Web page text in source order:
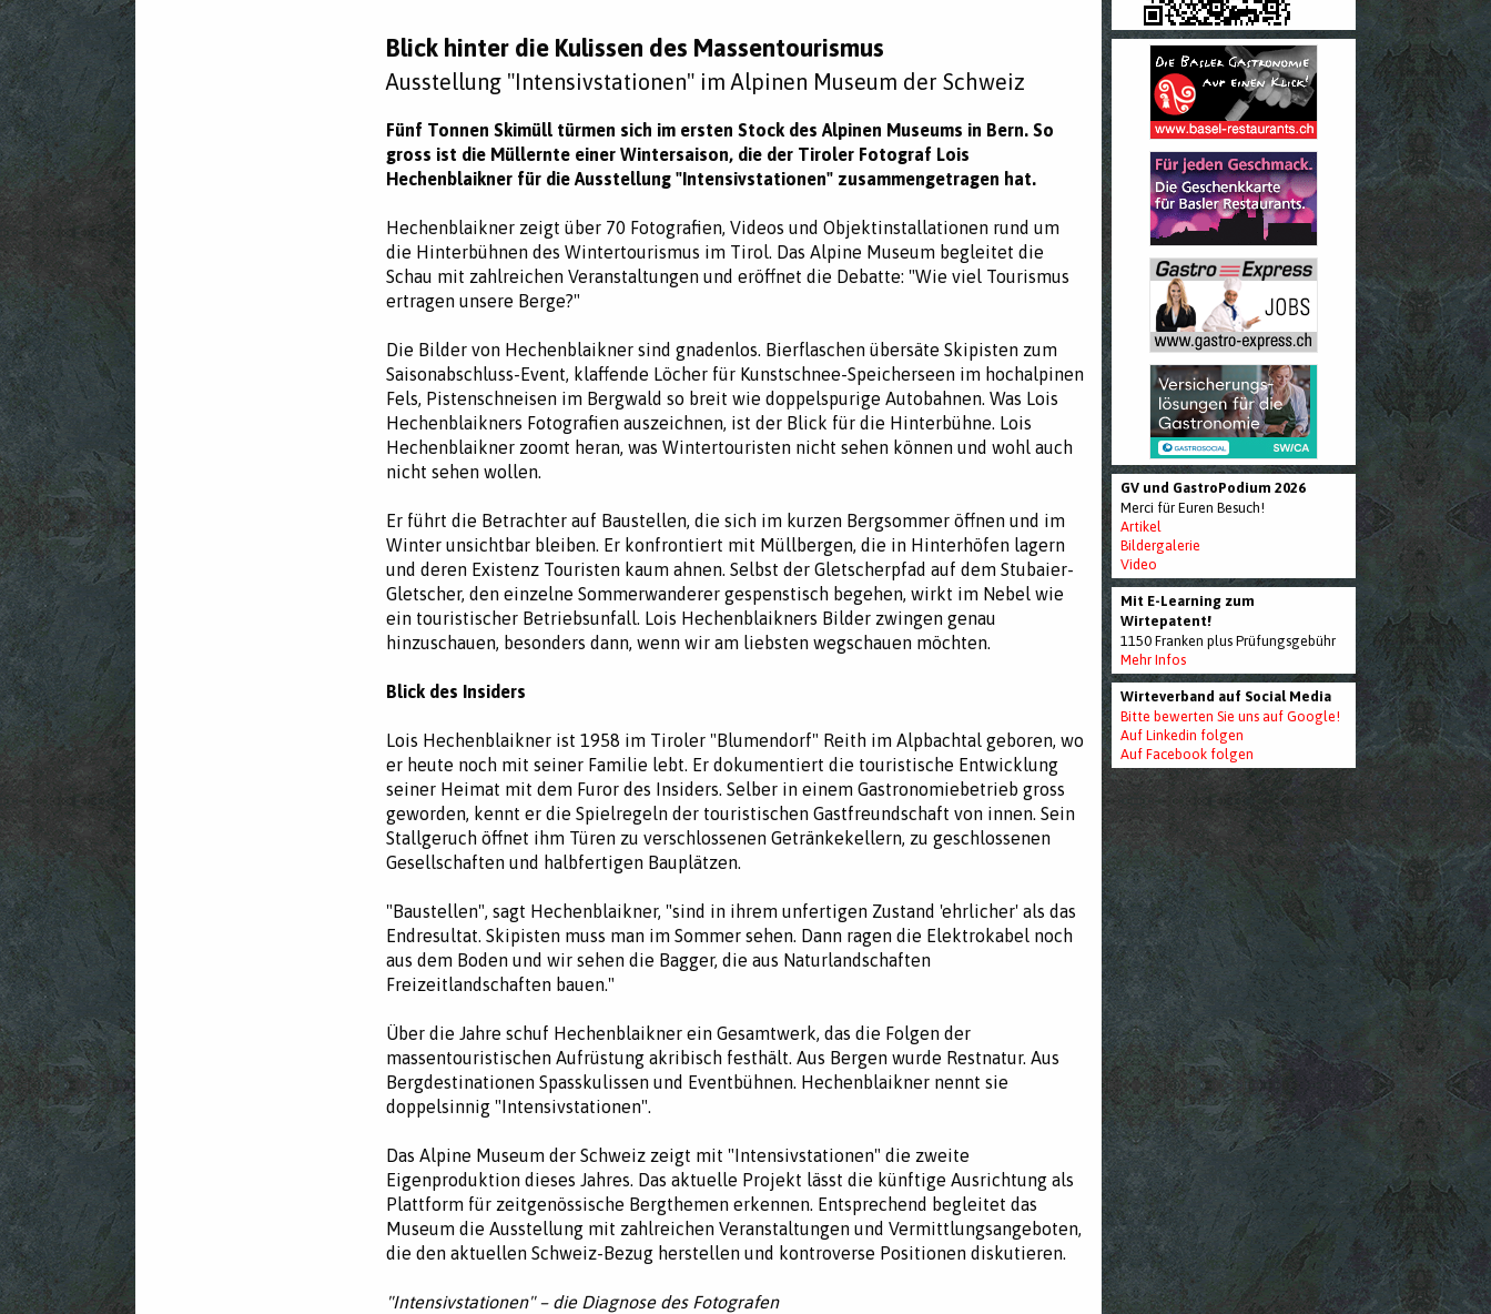
Blick hinter die Kulissen des Massentourismus
Ausstellung "Intensivstationen" im Alpinen Museum der Schweiz
Fünf Tonnen Skimüll türmen sich im ersten Stock des Alpinen Museums in Bern. So
gross ist die Müllernte einer Wintersaison, die der Tiroler Fotograf Lois
Hechenblaikner für die Ausstellung "Intensivstationen" zusammengetragen hat.
Hechenblaikner zeigt über 70 Fotografien, Videos und Objektinstallationen rund um
die Hinterbühnen des Wintertourismus im Tirol. Das Alpine Museum begleitet die
Schau mit zahlreichen Veranstaltungen und eröffnet die Debatte: "Wie viel Tourismus
ertragen unsere Berge?"
Die Bilder von Hechenblaikner sind gnadenlos. Bierflaschen übersäte Skipisten zum
Saisonabschluss-Event, klaffende Löcher für Kunstschnee-Speicherseen im hochalpinen
Fels, Pistenschneisen im Bergwald so breit wie doppelspurige Autobahnen. Was Lois
Hechenblaikners Fotografien auszeichnen, ist der Blick für die Hinterbühne. Lois
Hechenblaikner zoomt heran, was Wintertouristen nicht sehen können und wohl auch
nicht sehen wollen.
Er führt die Betrachter auf Baustellen, die sich im kurzen Bergsommer öffnen und im
Winter unsichtbar bleiben. Er konfrontiert mit Müllbergen, die in Hinterhöfen lagern
und deren Existenz Touristen kaum ahnen. Selbst der Gletscherpfad auf dem Stubaier-
Gletscher, den einzelne Sommerwanderer gespenstisch begehen, wirkt im Nebel wie
ein touristischer Betriebsunfall. Lois Hechenblaikners Bilder zwingen genau
hinzuschauen, besonders dann, wenn wir am liebsten wegschauen möchten.
Blick des Insiders
Lois Hechenblaikner ist 1958 im Tiroler "Blumendorf" Reith im Alpbachtal geboren, wo
er heute noch mit seiner Familie lebt. Er dokumentiert die touristische Entwicklung
seiner Heimat mit dem Furor des Insiders. Selber in einem Gastronomiebetrieb gross
geworden, kennt er die Spielregeln der touristischen Gastfreundschaft von innen. Sein
Stallgeruch öffnet ihm Türen zu verschlossenen Getränkekellern, zu geschlossenen
Gesellschaften und halbfertigen Bauplätzen.
"Baustellen", sagt Hechenblaikner, "sind in ihrem unfertigen Zustand 'ehrlicher' als das
Endresultat. Skipisten muss man im Sommer sehen. Dann ragen die Elektrokabel noch
aus dem Boden und wir sehen die Bagger, die aus Naturlandschaften
Freizeitlandschaften bauen."
Über die Jahre schuf Hechenblaikner ein Gesamtwerk, das die Folgen der
massentouristischen Aufrüstung akribisch festhält. Aus Bergen wurde Restnatur. Aus
Bergdestinationen Spasskulissen und Eventbühnen. Hechenblaikner nennt sie
doppelsinnig "Intensivstationen".
Das Alpine Museum der Schweiz zeigt mit "Intensivstationen" die zweite
Eigenproduktion dieses Jahres. Das aktuelle Projekt lässt die künftige Ausrichtung als
Plattform für zeitgenössische Bergthemen erkennen. Entsprechend begleitet das
Museum die Ausstellung mit zahlreichen Veranstaltungen und Vermittlungsangeboten,
die den aktuellen Schweiz-Bezug herstellen und kontroverse Positionen diskutieren.
"Intensivstationen" – die Diagnose des Fotografen
GV und GastroPodium 2026
Merci für Euren Besuch!
Artikel
Bildergalerie
Video
Mit E-Learning zum
Wirtepatent!
1150 Franken plus Prüfungsgebühr
Mehr Infos
Wirteverband auf Social Media
Bitte bewerten Sie uns auf Google!
Auf Linkedin folgen
Auf Facebook folgen